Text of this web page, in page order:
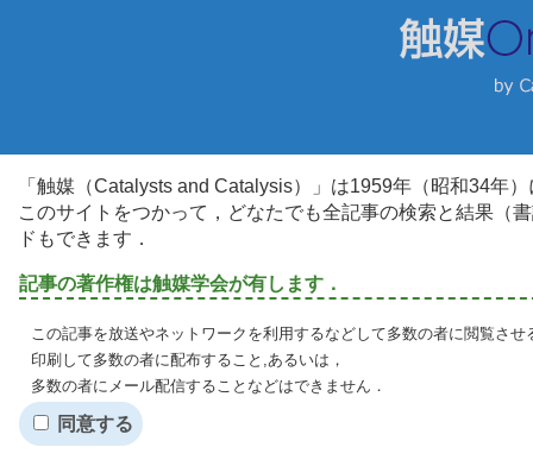
「触媒（Catalysts and Catalysis）」は1959年（昭和34年
このサイトをつかって，どなたでも全記事の検索と結果（
ドもできます．
記事の著作権は触媒学会が有します．
この記事を放送やネットワークを利用するなどして多数の者に閲覧させ
印刷して多数の者に配布すること,あるいは，
多数の者にメール配信することなどはできません．
同意する